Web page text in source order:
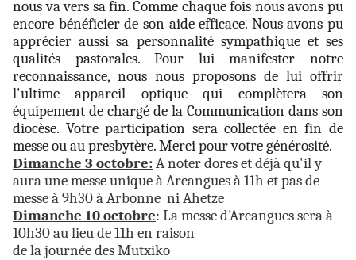
nous va vers sa fin. Comme chaque fois nous avons pu
encore bénéficier de son aide efficace. Nous avons pu
apprécier aussi sa personnalité sympathique et ses
qualités pastorales. Pour lui manifester notre
reconnaissance, nous nous proposons de lui offrir
l'ultime appareil optique qui complètera son
équipement de chargé de la Communication dans son
diocèse. Votre participation sera collectée en fin de
messe ou au presbytère. Merci pour votre générosité.
Dimanche 3 octobre:A noter dores et déjà qu'il y
aura une messe unique à Arcangues à 11h et pas de
messe à 9h30 à Arbonne ni Ahetze
Dimanche 10 octobre: La messe d'Arcangues sera à
10h30 au lieu de 11h en raison
de la journée des Mutxiko